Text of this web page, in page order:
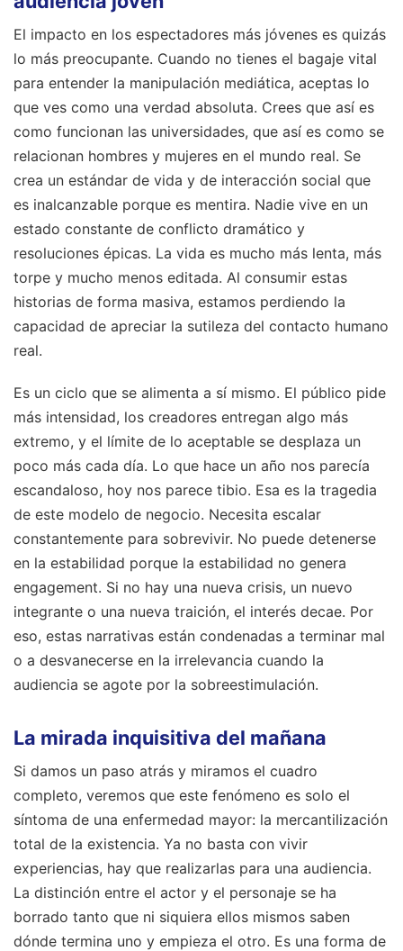
El impacto en los espectadores más jóvenes es quizás
lo más preocupante. Cuando no tienes el bagaje vital
para entender la manipulación mediática, aceptas lo
que ves como una verdad absoluta. Crees que así es
como funcionan las universidades, que así es como se
relacionan hombres y mujeres en el mundo real. Se
crea un estándar de vida y de interacción social que
es inalcanzable porque es mentira. Nadie vive en un
estado constante de conflicto dramático y
resoluciones épicas. La vida es mucho más lenta, más
torpe y mucho menos editada. Al consumir estas
historias de forma masiva, estamos perdiendo la
capacidad de apreciar la sutileza del contacto humano
real.
Es un ciclo que se alimenta a sí mismo. El público pide
más intensidad, los creadores entregan algo más
extremo, y el límite de lo aceptable se desplaza un
poco más cada día. Lo que hace un año nos parecía
escandaloso, hoy nos parece tibio. Esa es la tragedia
de este modelo de negocio. Necesita escalar
constantemente para sobrevivir. No puede detenerse
en la estabilidad porque la estabilidad no genera
engagement. Si no hay una nueva crisis, un nuevo
integrante o una nueva traición, el interés decae. Por
eso, estas narrativas están condenadas a terminar mal
o a desvanecerse en la irrelevancia cuando la
audiencia se agote por la sobreestimulación.
La mirada inquisitiva del mañana
Si damos un paso atrás y miramos el cuadro
completo, veremos que este fenómeno es solo el
síntoma de una enfermedad mayor: la mercantilización
total de la existencia. Ya no basta con vivir
experiencias, hay que realizarlas para una audiencia.
La distinción entre el actor y el personaje se ha
borrado tanto que ni siquiera ellos mismos saben
dónde termina uno y empieza el otro. Es una forma de